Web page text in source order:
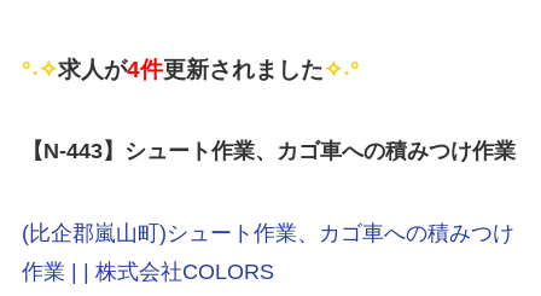
°˖✧求人が4件更新されました✧˖°
【N-443】シュート作業、カゴ車への積みつけ作業
(比企郡嵐山町)シュート作業、カゴ車への積みつけ
作業 | | 株式会社COLORS